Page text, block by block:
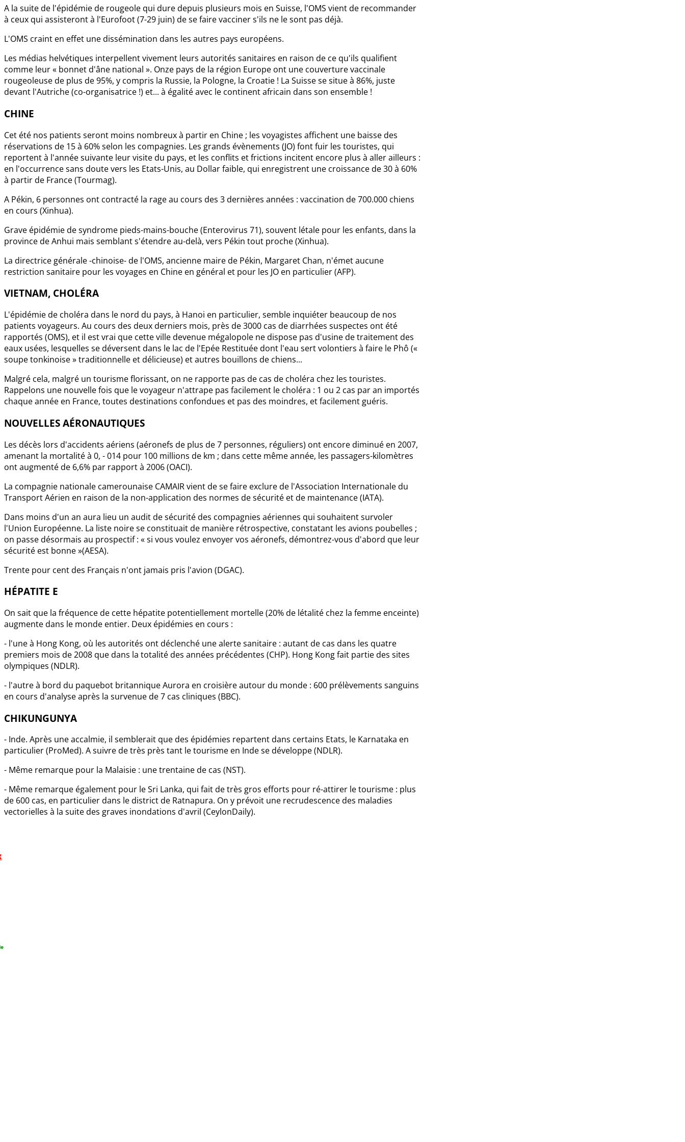
A la suite de l'épidémie de rougeole qui dure depuis plusieurs mois en Suisse, l'OMS vient de recommander
à ceux qui assisteront à l'Eurofoot (7-29 juin) de se faire vacciner s'ils ne le sont pas déjà.
L'OMS craint en effet une dissémination dans les autres pays européens.
Les médias helvétiques interpellent vivement leurs autorités sanitaires en raison de ce qu'ils qualifient
comme leur « bonnet d'âne national ». Onze pays de la région Europe ont une couverture vaccinale
rougeoleuse de plus de 95%, y compris la Russie, la Pologne, la Croatie ! La Suisse se situe à 86%, juste
devant l'Autriche (co-organisatrice !) et... à égalité avec le continent africain dans son ensemble !
CHINE
Cet été nos patients seront moins nombreux à partir en Chine ; les voyagistes affichent une baisse des
réservations de 15 à 60% selon les compagnies. Les grands évènements (JO) font fuir les touristes, qui
reportent à l'année suivante leur visite du pays, et les conflits et frictions incitent encore plus à aller ailleurs :
en l'occurrence sans doute vers les Etats-Unis, au Dollar faible, qui enregistrent une croissance de 30 à 60%
à partir de France (Tourmag).
A Pékin, 6 personnes ont contracté la rage au cours des 3 dernières années : vaccination de 700.000 chiens
en cours (Xinhua).
Grave épidémie de syndrome pieds-mains-bouche (Enterovirus 71), souvent létale pour les enfants, dans la
province de Anhui mais semblant s'étendre au-delà, vers Pékin tout proche (Xinhua).
La directrice générale -chinoise- de l'OMS, ancienne maire de Pékin, Margaret Chan, n'émet aucune
restriction sanitaire pour les voyages en Chine en général et pour les JO en particulier (AFP).
VIETNAM, CHOLÉRA
L'épidémie de choléra dans le nord du pays, à Hanoi en particulier, semble inquiéter beaucoup de nos
patients voyageurs. Au cours des deux derniers mois, près de 3000 cas de diarrhées suspectes ont été
rapportés (OMS), et il est vrai que cette ville devenue mégalopole ne dispose pas d'usine de traitement des
eaux usées, lesquelles se déversent dans le lac de l'Epée Restituée dont l'eau sert volontiers à faire le Phô («
soupe tonkinoise » traditionnelle et délicieuse) et autres bouillons de chiens...
Malgré cela, malgré un tourisme florissant, on ne rapporte pas de cas de choléra chez les touristes.
Rappelons une nouvelle fois que le voyageur n'attrape pas facilement le choléra : 1 ou 2 cas par an importés
chaque année en France, toutes destinations confondues et pas des moindres, et facilement guéris.
NOUVELLES AÉRONAUTIQUES
Les décès lors d'accidents aériens (aéronefs de plus de 7 personnes, réguliers) ont encore diminué en 2007,
amenant la mortalité à 0, - 014 pour 100 millions de km ; dans cette même année, les passagers-kilomètres
ont augmenté de 6,6% par rapport à 2006 (OACI).
La compagnie nationale camerounaise CAMAIR vient de se faire exclure de l'Association Internationale du
Transport Aérien en raison de la non-application des normes de sécurité et de maintenance (IATA).
Dans moins d'un an aura lieu un audit de sécurité des compagnies aériennes qui souhaitent survoler
l'Union Européenne. La liste noire se constituait de manière rétrospective, constatant les avions poubelles ;
on passe désormais au prospectif : « si vous voulez envoyer vos aéronefs, démontrez-vous d'abord que leur
sécurité est bonne »(AESA).
Trente pour cent des Français n'ont jamais pris l'avion (DGAC).
HÉPATITE E
On sait que la fréquence de cette hépatite potentiellement mortelle (20% de létalité chez la femme enceinte)
augmente dans le monde entier. Deux épidémies en cours :
- l'une à Hong Kong, où les autorités ont déclenché une alerte sanitaire : autant de cas dans les quatre
premiers mois de 2008 que dans la totalité des années précédentes (CHP). Hong Kong fait partie des sites
olympiques (NDLR).
- l'autre à bord du paquebot britannique Aurora en croisière autour du monde : 600 prélèvements sanguins
en cours d'analyse après la survenue de 7 cas cliniques (BBC).
CHIKUNGUNYA
- Inde. Après une accalmie, il semblerait que des épidémies repartent dans certains Etats, le Karnataka en
particulier (ProMed). A suivre de très près tant le tourisme en Inde se développe (NDLR).
- Même remarque pour la Malaisie : une trentaine de cas (NST).
- Même remarque également pour le Sri Lanka, qui fait de très gros efforts pour ré-attirer le tourisme : plus
de 600 cas, en particulier dans le district de Ratnapura. On y prévoit une recrudescence des maladies
vectorielles à la suite des graves inondations d'avril (CeylonDaily).